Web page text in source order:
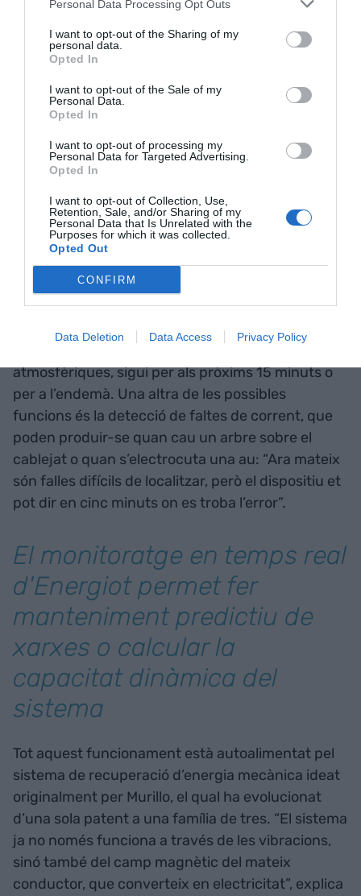
Personal Data Processing Opt Outs
I want to opt-out of the Sharing of my
personal data.
Opted In
I want to opt-out of the Sale of my
Personal Data.
Opted In
I want to opt-out of processing my
Personal Data for Targeted Advertising.
Opted In
I want to opt-out of Collection, Use,
Retention, Sale, and/or Sharing of my
Personal Data that Is Unrelated with the
Purposes for which it was collected.
Opted Out
CONFIRM
Data Deletion Data Access Privacy Policy
amb la intenció que no passin per cap xarxa mòbil
(que és un dels requisits demanats per alguns
licitadors).
capacitat de la xarxa elèctrica, aquestes es
presenten al client a través d’un quadre de
comandament digital, personalitzat en funció de
cada cas d’ús. Alguns d’ells, exemplifica Murillo,
informen sobre com canvia el temps de vida
calculat de les infraestructures en funció de
l’històric de dades, amb la voluntat de fer un
manteniment predictiu; mentre que d’altres
poden calcular la capacitat màxima en temps real
atmosfèriques, sigui per als pròxims 15 minuts o
per a l’endemà. Una altra de les possibles
funcions és la detecció de faltes de corrent, que
poden produir-se quan cau un arbre sobre el
cablejat o quan s’electrocuta una au: “Ara mateix
són falles difícils de localitzar, però el dispositiu et
pot dir en cinc minuts on es troba l’error”.
El monitoratge en temps real
d'Energiot permet fer
manteniment predictiu de
xarxes o calcular la
capacitat dinàmica del
sistema
Tot aquest funcionament està autoalimentat pel
sistema de recuperació d’energia mecànica ideat
originalment per Murillo, el qual ha evolucionat
d’una sola patent a una família de tres. “El sistema
ja no només funciona a través de les vibracions,
sinó també del camp magnètic del mateix
conductor, que converteix en electricitat”, explica